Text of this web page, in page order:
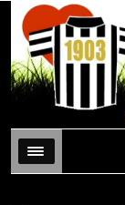
Menu